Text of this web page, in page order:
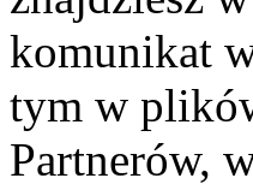
komunikat
tym w
Partnerów,